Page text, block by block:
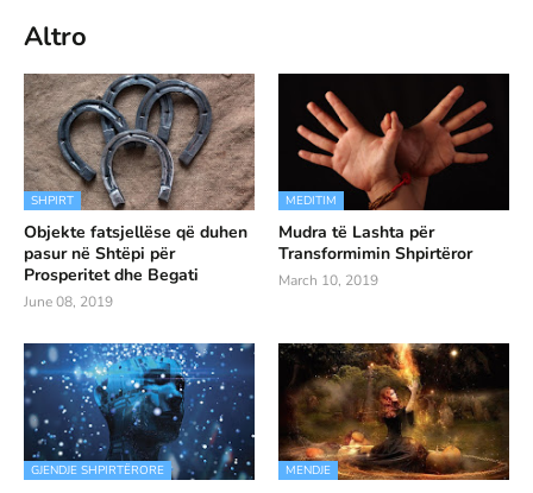
Altro
SHPIRT
Objekte fatsjellëse që duhen
pasur në Shtëpi për
Prosperitet dhe Begati
June 08, 2019
MEDITIM
Mudra të Lashta për
Transformimin Shpirtëror
March 10, 2019
GJENDJE SHPIRTËRORE MENDJE